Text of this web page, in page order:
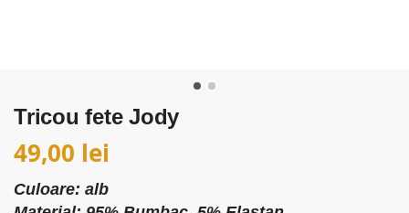
Tricou fete Jody
49,00 lei
Culoare: alb